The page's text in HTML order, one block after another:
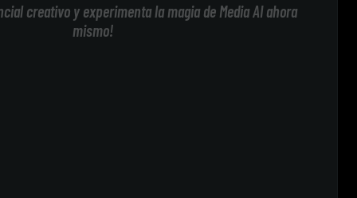
creativo y experimenta la magia de Media AI ahora
mismo!